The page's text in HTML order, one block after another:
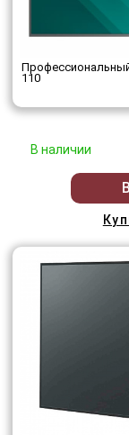
110
В наличии